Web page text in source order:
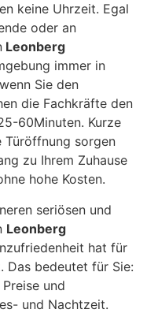
keine Uhrzeit. Egal
oder an
Leonberg
immer in
Sie den
die Fachkräfte den
60Minuten. Kurze
Türöffnung sorgen
zu Ihrem Zuhause
hohe Kosten.
seriösen und
Leonberg
hat für
Das bedeutet für Sie:
und
und Nachtzeit.